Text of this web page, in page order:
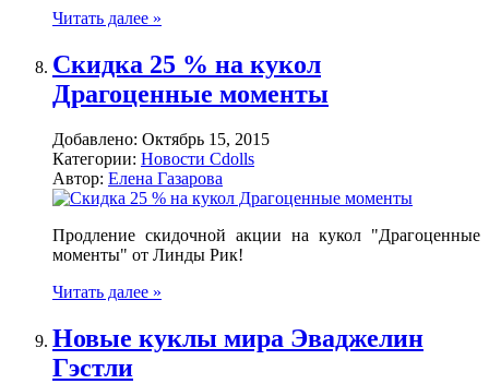
Читать далее »
Скидка 25 % на кукол
Драгоценные моменты
Добавлено: Октябрь 15, 2015
Категории: Новости Cdolls
Автор: Елена Газарова
Продление скидочной акции на кукол "Драгоценные
моменты" от Линды Рик!
Читать далее »
Новые куклы мира Эваджелин
Гэстли